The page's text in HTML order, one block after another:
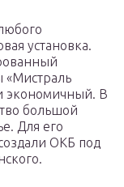
установка.
«Мистраль
экономичный. В
большой
Для его
ОКБ под